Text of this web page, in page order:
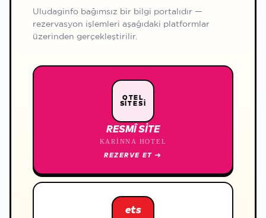
Uludaginfo bağımsız bir bilgi portalıdır —
rezervasyon işlemleri aşağıdaki platformlar
üzerinden gerçekleştirilir.
OTEL
SİTESİ
RESMÎ SITE
KARINNA HOTEL
REZERVE ET →
ets